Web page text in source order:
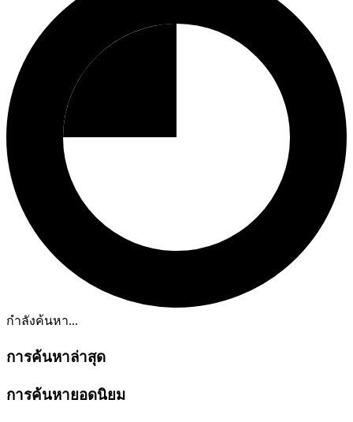
กำลังค้นหา...
การค้นหาล่าสุด
การค้นหายอดนิยม